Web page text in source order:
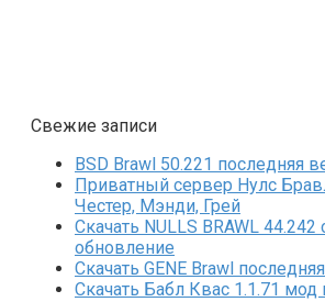
Свежие записи
BSD Brawl 50.221 последняя
Приватный сервер Нулс
Честер, Мэнди, Грей
Скачать NULLS BRAWL
обновление
Скачать GENE Brawl
Скачать Бабл Квас 1.1.71 мод